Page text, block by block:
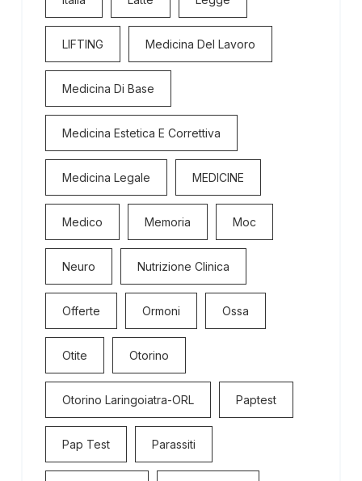
LIFTING Medicina Del Lavoro
Medicina Di Base
Medicina Estetica E Correttiva
Medicina Legale MEDICINE
Medico Memoria Moc
Neuro Nutrizione Clinica
Offerte Ormoni Ossa
Otite Otorino
Otorino Laringoiatra-ORL Paptest
Pap Test Parassiti